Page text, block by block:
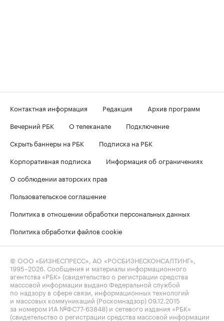
Контактная информация Редакция
Архив программ
Вечерний РБК
О телеканале
Подключение
Скрыть баннеры на РБК
Подписка на РБК
Корпоративная подписка
Информация об ограничениях
О соблюдении авторских прав
Пользовательское соглашение
Политика в отношении обработки персональных данных
Политика обработки файлов cookie
© ООО «БИЗНЕСПРЕСС», АО «РОСБИЗНЕСКОНСАЛТИНГ»,
1995–2026 . Сообщения и материалы информационного
агентства «РБК» (свидетельство о регистрации средства
массовой информации выдано Федеральной службой
по надзору в сфере связи, информационных технологий
и массовых коммуникаций (Роскомнадзор) 09.12.2015
за номером ИА №ФС77-63848) и сетевого издания «РБК»
(свидетельство о регистрации средства массовой информации